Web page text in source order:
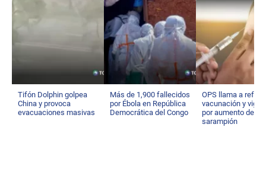
Tifón Dolphin golpea
China y provoca
evacuaciones masivas
Más de 1,900 fallecidos
por Ébola en República
Democrática del Congo
OPS llama a
vacunación y
por aumento de
sarampión